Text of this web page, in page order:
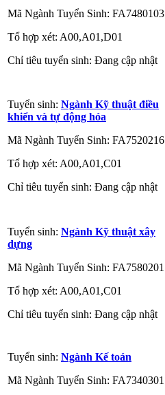
Mã Ngành Tuyển Sinh: FA7480103
Tổ hợp xét: A00,A01,D01
Chỉ tiêu tuyển sinh: Đang cập nhật
Tuyển sinh: Ngành Kỹ thuật điều
khiển và tự động hóa
Mã Ngành Tuyển Sinh: FA7520216
Tổ hợp xét: A00,A01,C01
Chỉ tiêu tuyển sinh: Đang cập nhật
Tuyển sinh: Ngành Kỹ thuật xây
dựng
Mã Ngành Tuyển Sinh: FA7580201
Tổ hợp xét: A00,A01,C01
Chỉ tiêu tuyển sinh: Đang cập nhật
Tuyển sinh: Ngành Kế toán
Mã Ngành Tuyển Sinh: FA7340301